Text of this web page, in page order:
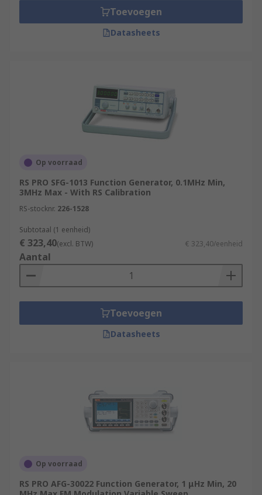
Toevoegen
Datasheets
Op voorraad
RS PRO SFG-1013 Function Generator, 0.1MHz Min,
3MHz Max - With RS Calibration
RS-stocknr. 226-1528
Subtotaal (1 eenheid)
€ 323,40(excl. BTW) € 323,40/eenheid
Aantal
Toevoegen
Datasheets
Op voorraad
RS PRO AFG-30022 Function Generator, 1 μHz Min, 20